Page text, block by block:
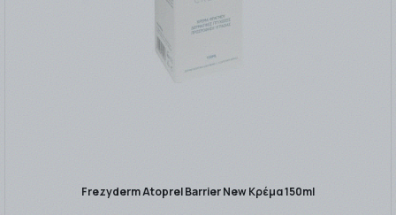
Frezyderm Atoprel Barrier New Κρέμα 150ml